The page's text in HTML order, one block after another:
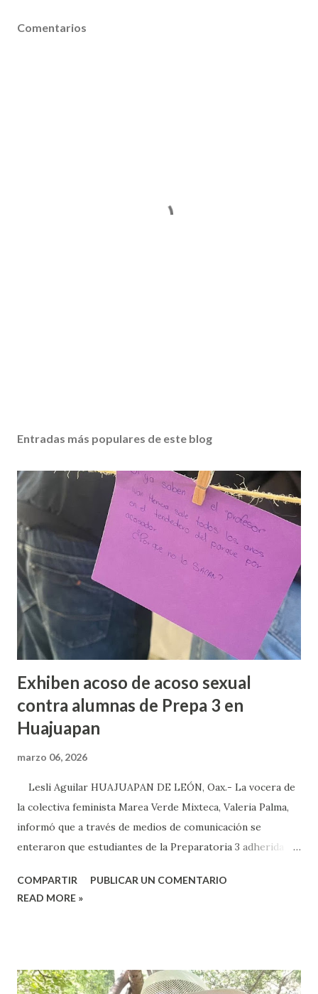
Comentarios
Entradas más populares de este blog
Exhiben acoso de acoso sexual
contra alumnas de Prepa 3 en
Huajuapan
marzo 06, 2026
Lesli Aguilar HUAJUAPAN DE LEÓN, Oax.- La vocera de
la colectiva feminista Marea Verde Mixteca, Valeria Palma,
informó que a través de medios de comunicación se
enteraron que estudiantes de la Preparatoria 3 adherida a
colocado un tendedero de denuncias por el tema de acoso
la colectiva acudieron a la Prepa 3 a recibir las denuncias de
COMPARTIR
PUBLICAR UN COMENTARIO
READ MORE »